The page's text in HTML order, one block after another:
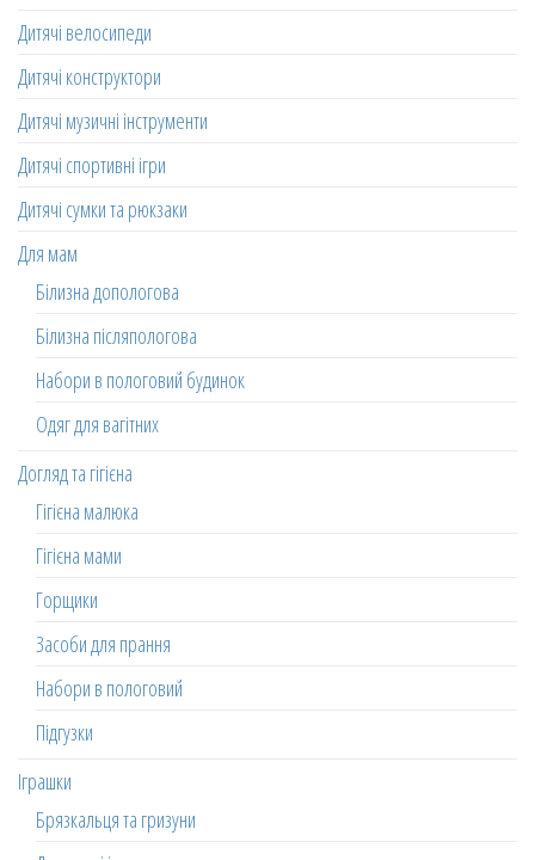
Дитячі велосипеди
Дитячі конструктори
Дитячі музичні інструменти
Дитячі спортивні ігри
Дитячі сумки та рюкзаки
Для мам
Білизна допологова
Білизна післяпологова
Набори в пологовий будинок
Одяг для вагітних
Догляд та гігієна
Гігієна малюка
Гігієна мами
Горщики
Засоби для прання
Набори в пологовий
Підгузки
Іграшки
Брязкальця та гризуни